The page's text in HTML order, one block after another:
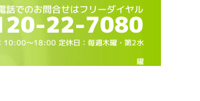
10:00～18:00 定休日：毎週木曜・第2水
曜